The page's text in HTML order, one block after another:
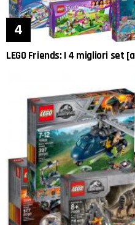
LEGO Friends: I 4 migliori set